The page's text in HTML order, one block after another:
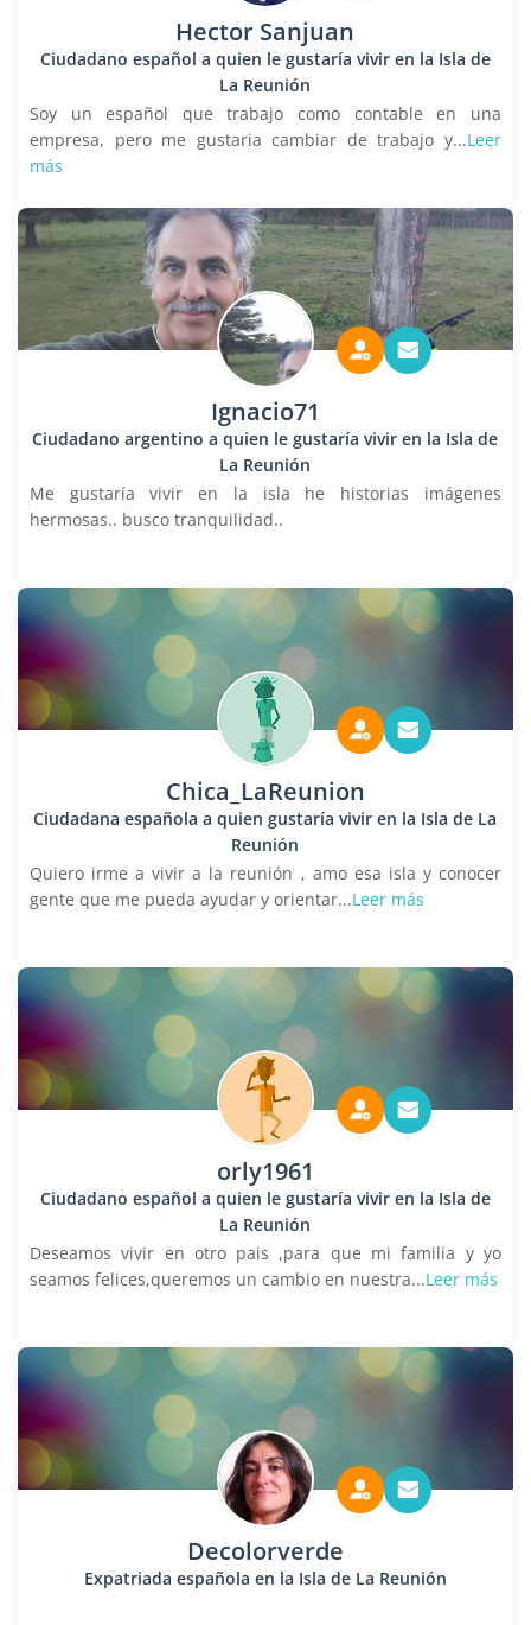
Hector Sanjuan
Ciudadano español a quien le gustaría vivir en la Isla de
La Reunión
Soy un español que trabajo como contable en una
empresa, pero me gustaria cambiar de trabajo y...Leer
más
Ignacio71
Ciudadano argentino a quien le gustaría vivir en la Isla de
La Reunión
Me gustaría vivir en la isla he historias imágenes
hermosas.. busco tranquilidad..
Chica_LaReunion
Ciudadana española a quien gustaría vivir en la Isla de La
Reunión
Quiero irme a vivir a la reunión , amo esa isla y conocer
gente que me pueda ayudar y orientar...Leer más
orly1961
Ciudadano español a quien le gustaría vivir en la Isla de
La Reunión
Deseamos vivir en otro pais ,para que mi familia y yo
seamos felices,queremos un cambio en nuestra...Leer más
Decolorverde
Expatriada española en la Isla de La Reunión